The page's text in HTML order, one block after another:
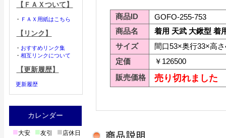
【ＦＡＸついて】
・ ＦＡＸ用紙はこちら
【リンク】
・ おすすめリンク集
・ 相互リンクについて
【更新履歴】
更新履歴
カレンダー
■大安 ■友引 ■店休日
商品ID
GOFO-255-753
商品名
着用 天武 大鍬型 着
サイズ
間口53×奥行33×高
定価
￥126500
販売価格
売り切れました